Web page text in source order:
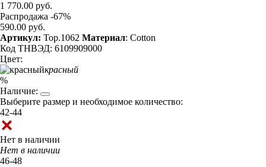
1 770.00 руб.
Распродажа -67%
590.00 руб.
Артикул: Top.1062 Материал: Cotton
Код ТНВЭД: 6109909000
Цвет:
красный
%
Наличие:
Выберите размер и необходимое количество:
42-44
Нет в наличии
Нет в наличии
46-48